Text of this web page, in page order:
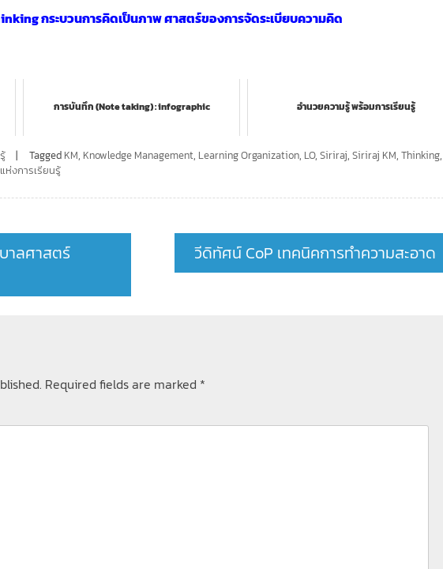
กระบวนการคิดเป็นภาพ ศาสตร์ของการจัดระเบียบความคิด
การบันทึก (Note taking) : infographic อำนวยความรู้ พร้อมการเรียนรู้
Tagged KM, Knowledge Management, Learning Organization, LO, Siriraj, Siriraj KM, Thinking,
ห่งการเรียนรู้
าลศาสตร์
วีดิทัศน์ CoP เทคนิคการทำความสะอาด
Required fields are marked *